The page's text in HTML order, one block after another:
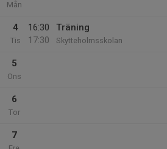
Mån
4
Tis
16:30
17:30
Träning
Skytteholmsskolan
5
Ons
6
Tor
7